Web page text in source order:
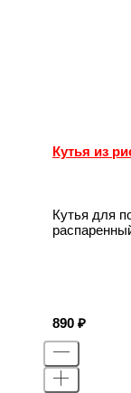
Кутья из
Кутья для
890